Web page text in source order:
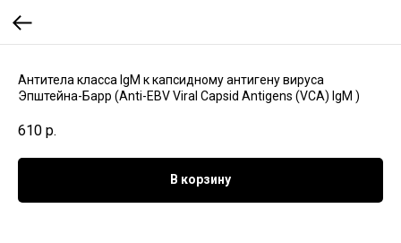
Антитела класса IgМ к капсидному антигену вируса
Эпштейна-Барр (Аnti-EBV Viral Capsid Antigens (VCA) IgМ )
610 р.
В корзину